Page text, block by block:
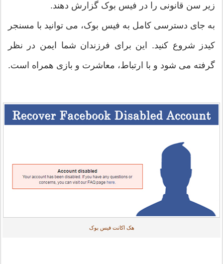
زیر سن قانونی را در فیس بوک گزارش دهند.
به جای دسترسی کامل به فیس بوک، می توانید با مسنجر
کیدز شروع کنید. این برای فرزندان شما ایمن در نظر
گرفته می شود و با ارتباط، معاشرت و بازی همراه است.
هک اکانت فیس بوک